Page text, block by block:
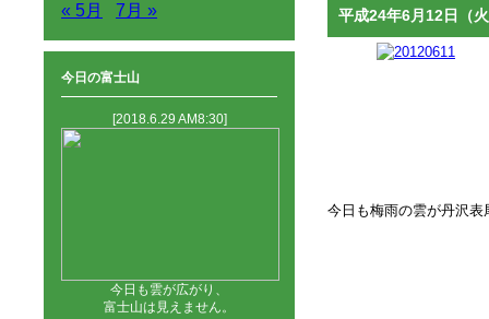
« 5月 7月 »
今日の富士山
[2018.6.29 AM8:30]
今日も雲が広がり、
富士山は見えません。
平成24年6月12日（
今日も梅雨の雲が丹沢